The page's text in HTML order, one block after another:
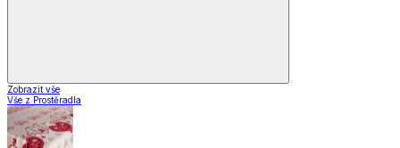
Zobrazit vše
Vše z Prostěradla